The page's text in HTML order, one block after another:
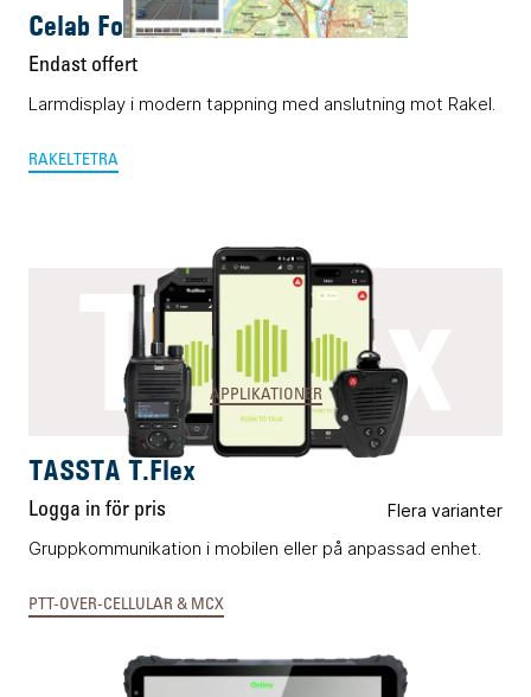
Celab Four:C Announcer
Endast offert
Larmdisplay i modern tappning med anslutning mot Rakel.
RAKELTETRA
T.Flex
APPLIKATIONER
TASSTA T.Flex
Logga in för pris Flera varianter
Gruppkommunikation i mobilen eller på anpassad enhet.
PTT-OVER-CELLULAR & MCX